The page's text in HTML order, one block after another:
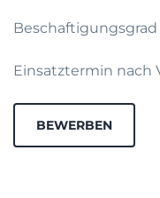
Beschaftigungsgrad
Einsatztermin nach
BEWERBEN